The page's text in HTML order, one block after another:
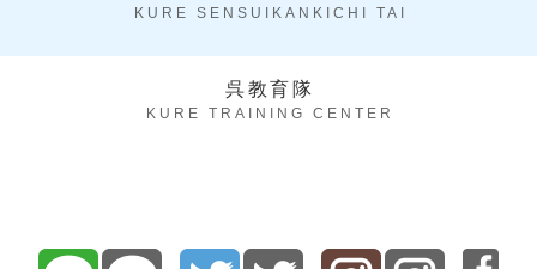
KURE SENSUIKANKICHI TAI
呉教育隊
KURE TRAINING CENTER